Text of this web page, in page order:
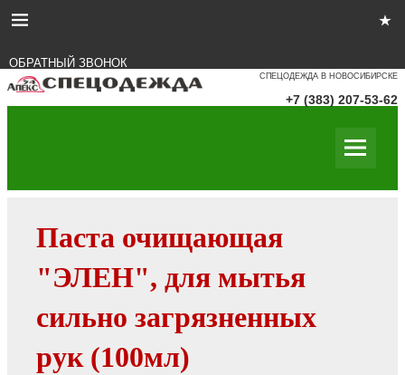
ОБРАТНЫЙ ЗВОНОК
СПЕЦОДЕЖДА В НОВОСИБИРСКЕ
+7 (383) 207-53-62
Паста очищающая
"ЭЛЕН", для мытья
сильно загрязненных
рук (100мл)